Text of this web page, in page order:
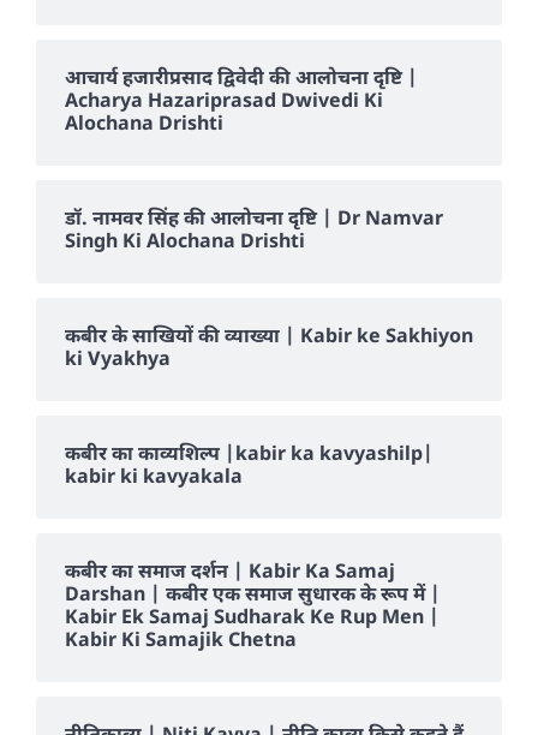
आचार्य हजारीप्रसाद द्विवेदी की आलोचना दृष्टि |
Acharya Hazariprasad Dwivedi Ki
Alochana Drishti
डॉ. नामवर सिंह की आलोचना दृष्टि | Dr Namvar
Singh Ki Alochana Drishti
कबीर के साखियों की व्याख्या | Kabir ke Sakhiyon
ki Vyakhya
कबीर का काव्यशिल्प |kabir ka kavyashilp|
kabir ki kavyakala
कबीर का समाज दर्शन | Kabir Ka Samaj
Darshan | कबीर एक समाज सुधारक के रूप में |
Kabir Ek Samaj Sudharak Ke Rup Men |
Kabir Ki Samajik Chetna